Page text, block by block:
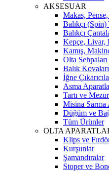
AKSESUAR
Makas,
Balıkçı
Balıkçı
Kepçe, Livar,
Kamış,
Olta Sehpaları
Balık Kovaları
İğne
Asma
Tartı ve
Misina Sarma
Düğüm ve
Tüm Ürünler
OLTA
Klips ve
Kurşunlar
Şamandıralar
Stoper ve